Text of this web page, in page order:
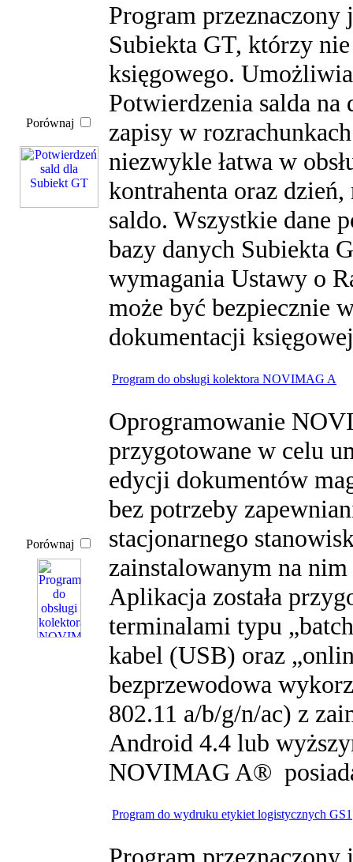
Porównaj
Program
Subiekta GT, którzy
księgowego.
Potwierdzenia salda
zapisy w
niezwykle łatwa w
kontrahenta oraz
saldo. Wszystkie dane
bazy danych Subiekta
wymagania Ustawy o
może być bezpiecznie
dokumentacji
Porównaj
Program do obsługi kolektora NOVIMAG A
Oprogramowanie
przygotowane w celu
edycji dokumentów
bez potrzeby
stacjonarnego
zainstalowanym na nim
Aplikacja została
terminalami typu
kabel (USB) oraz
bezprzewodowa
802.11 a/b/g/n/ac) z
Android 4.4 lub
NOVIMAG A®
Program do wydruku etykiet logistycznych GS1